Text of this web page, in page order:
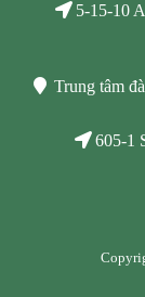
5-15-10
Trung tâm
605-1